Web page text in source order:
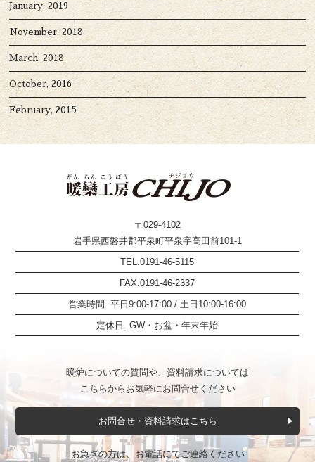
January, 2019
November, 2018
March, 2018
October, 2016
February, 2015
〒029-4102
岩手県西磐井郡平泉町平泉字高田前101-1
TEL.0191-46-5115
FAX.0191-46-2337
営業時間. 平日9:00-17:00 / 土日10:00-16:00
定休日. GW・お盆・年末年始
暖炉についての質問や、資料請求については
こちらからお気軽にお問合せください
お問合せ・資料請求はこちら
お急ぎの方は、お電話にてご連絡ください